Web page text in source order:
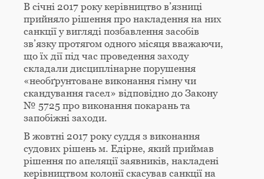
В січні 2017 року керівництво в’язниці
прийняло рішення про накладення на них
санкції у вигляді позбавлення засобів
зв’язку протягом одного місяця вважаючи,
що їх дії під час проведення заходу
складали дисциплінарне порушення
«необґрунтоване виконання гімну чи
скандування гасел» відповідно до Закону
№ 5725 про виконання покарань та
запобіжні заходи.
В жовтні 2017 року суддя з виконання
судових рішень м. Едірне, який приймав
рішення по апеляції заявників, накладені
керівництвом колонії скасував санкції на